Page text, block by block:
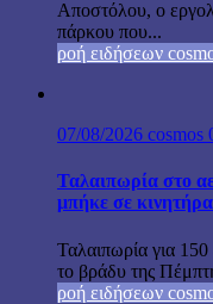
Αποστόλου, ο
πάρκου που...
ροή ειδήσεων
07/08/2026 cosmos
Ταλαιπωρία στο
μπήκε σε
Ταλαιπωρία για
το βράδυ της
ροή ειδήσεων